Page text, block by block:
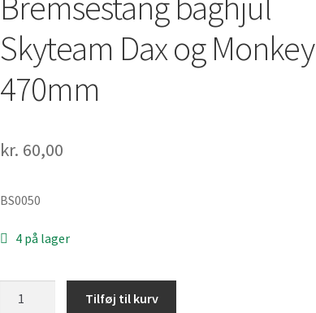
Skyteam Dax og Monkey
470mm
kr. 60,00
BS0050
4 på lager
Tilføj til kurv